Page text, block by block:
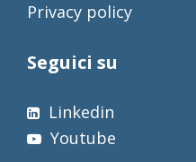
Privacy policy
Seguici su
Linkedin
Youtube